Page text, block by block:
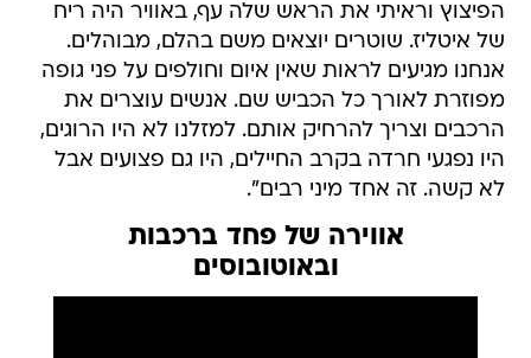
הפיצוץ וראיתי את הראש שלה עף, באוויר היה ריח
של איטליז. שוטרים יוצאים משם בהלם, מבוהלים.
אנחנו מגיעים לראות שאין איום וחולפים על פני גופה
מפוזרת לאורך כל הכביש שם. אנשים עוצרים את
הרכבים וצריך להרחיק אותם. למזלנו לא היו הרוגים,
היו נפגעי חרדה בקרב החיילים, היו גם פצועים אבל
לא קשה. זה אחד מיני רבים".
אווירה של פחד ברכבות
ובאוטובוסים